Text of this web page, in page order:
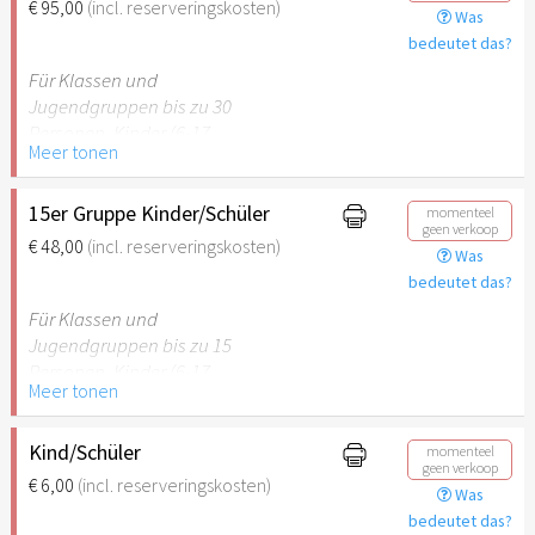
empfehlenswert.
€ 95,00 (incl. reserveringskosten)
Was
bedeutet das?
Für Klassen und
Jugendgruppen bis zu 30
Jahre) oder Schüler mit
Schülerausweis inklusive 2
erwachsene
Begleitpersonen.
Jahren ist der Ostergarten
Stuttgart nicht
Meer tonen
15er Gruppe Kinder/Schüler
€ 48,00 (incl. reserveringskosten)
momenteel
geen verkoop
Was
bedeutet das?
Für Klassen und
Jugendgruppen bis zu 15
Jahre) oder Schüler mit
Schülerausweis inklusive 1
erwachsene Begleitperson.
Hinweis: Für Kinder unter 6
Meer tonen
Kind/Schüler
€ 6,00 (incl. reserveringskosten)
momenteel
geen verkoop
Was
bedeutet das?